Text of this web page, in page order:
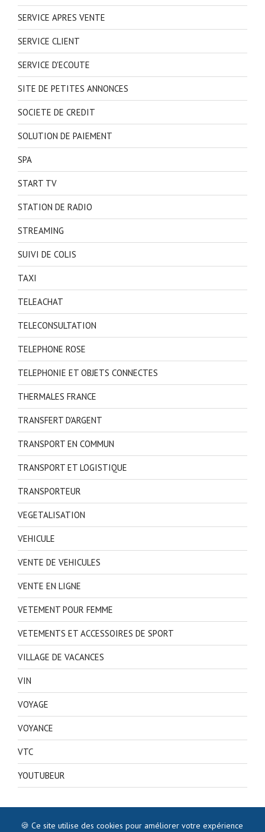
SERVICE APRES VENTE
SERVICE CLIENT
SERVICE D'ECOUTE
SITE DE PETITES ANNONCES
SOCIETE DE CREDIT
SOLUTION DE PAIEMENT
SPA
START TV
STATION DE RADIO
STREAMING
SUIVI DE COLIS
TAXI
TELEACHAT
TELECONSULTATION
TELEPHONE ROSE
TELEPHONIE ET OBJETS CONNECTES
THERMALES FRANCE
TRANSFERT D'ARGENT
TRANSPORT EN COMMUN
TRANSPORT ET LOGISTIQUE
TRANSPORTEUR
VEGETALISATION
VEHICULE
VENTE DE VEHICULES
VENTE EN LIGNE
VETEMENT POUR FEMME
VETEMENTS ET ACCESSOIRES DE SPORT
VILLAGE DE VACANCES
VIN
VOYAGE
VOYANCE
VTC
YOUTUBEUR
🍪 Ce site utilise des cookies pour améliorer votre expérience